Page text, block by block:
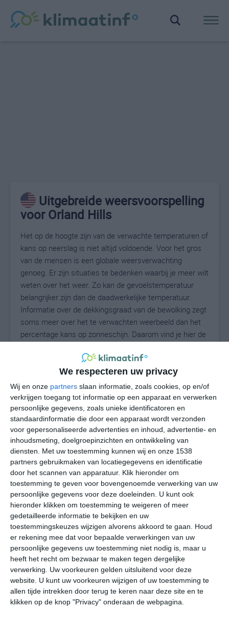
We respecteren uw privacy
Wij en onze partners slaan informatie, zoals cookies, op en/of
verkrijgen toegang tot informatie op een apparaat en verwerken
persoonlijke gegevens, zoals unieke identificatoren en
standaardinformatie die door een apparaat wordt verzonden
voor gepersonaliseerde advertenties en inhoud, advertentie- en
inhoudsmeting, doelgroepinzichten en ontwikkeling van
diensten.
Met uw toestemming kunnen wij en onze 1538
partners gebruikmaken van locatiegegevens en identificatie
door het scannen van apparatuur. Klik hieronder om
toestemming te geven voor bovengenoemde verwerking van uw
persoonlijke gegevens voor deze doeleinden. U kunt ook
hieronder klikken om toestemming te weigeren of meer
gedetailleerde informatie te bekijken en uw
toestemmingskeuzes wijzigen alvorens akkoord te gaan.
Houd
er rekening mee dat voor bepaalde verwerkingen van uw
persoonlijke gegevens uw toestemming niet nodig is, maar u
heeft het recht om bezwaar te maken tegen dergelijke
verwerking. Uw voorkeuren gelden uitsluitend voor deze
website. U kunt uw voorkeuren wijzigen of uw toestemming te
allen tijde intrekken door terug te keren naar deze site en te
klikken op de knop "Privacy" onderaan de webpagina.
Uitgebreide weersvoorspelling
voor Orland Hills
Het op de hoogte zijn van de verwachte temperaturen of
kans op neerslag is niet altijd voldoende. Voor het gros
van de mensen is een globale weersverwachting
genoeg. Er zijn situaties te bedenken waarbij je meer wilt
weten over het weer. Zo kan de gevoelstemperatuur
belangrijker zijn dan de daadwerkelijke temperatuur.
Informatie over de dekkingsgraad van de bewolking zegt
soms meer over het te verwachten weerbeeld dan het
percentage kans op zonneschijn. Daarom vind je hier de
24°C
vr
29° 20°
za
29° 20°
zo
29° 19°
ma
30° 21° 28°
21°C 20°C 22°C 25°C 27°C
02:00 05:00 08:00 11:00 14:00
02:00 05:00 08:00 11:00 14:00